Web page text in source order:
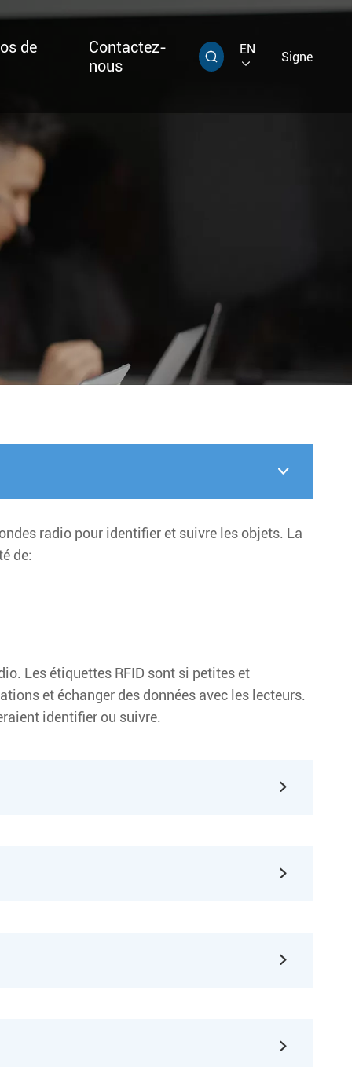
de
Contactez-
nous
 EN
 Signe

radio pour identifier et suivre les objets. La
de:
Les étiquettes RFID sont si petites et
et échanger des données avec les lecteurs.
identifier ou suivre.



